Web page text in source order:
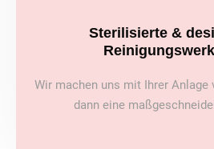
Sterilisierte &
Wir machen uns mit Ihrer Anlage
dann eine